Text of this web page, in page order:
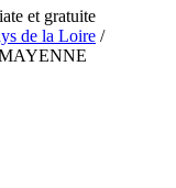
et gratuite
de la Loire /